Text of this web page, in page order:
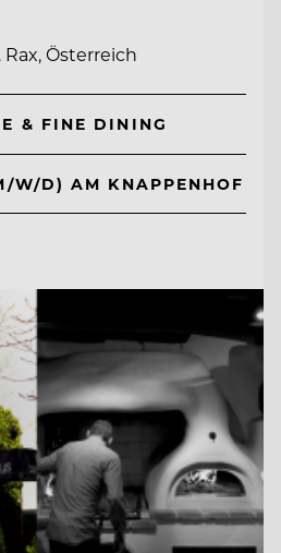
Rax, Österreich
& FINE DINING
W/D) AM KNAPPENHOF